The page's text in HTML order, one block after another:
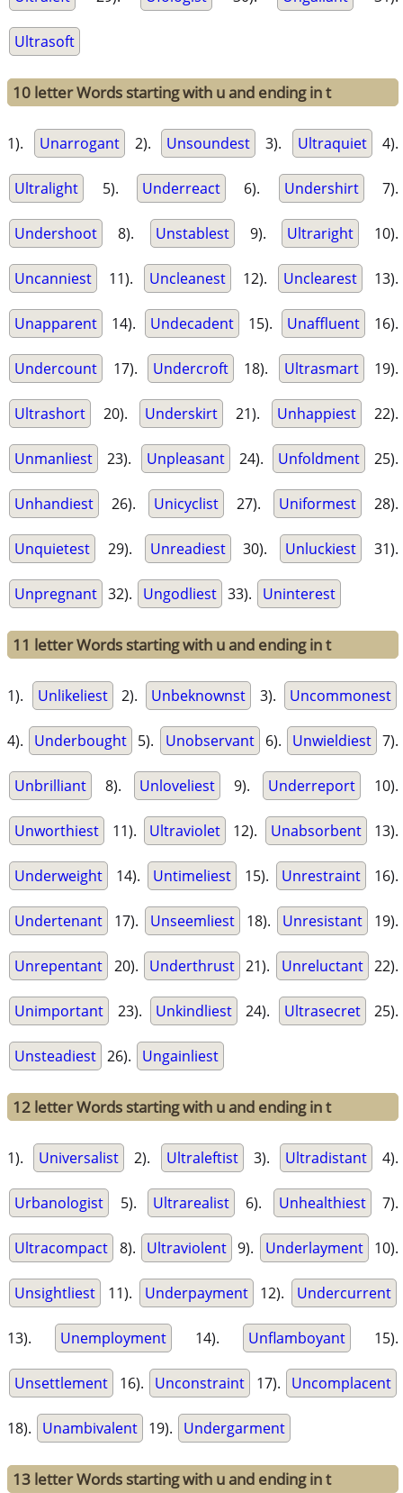
Ultrasoft
10 letter Words starting with u and ending in t
1). Unarrogant 2). Unsoundest 3). Ultraquiet 4).
Ultralight 5). Underreact 6). Undershirt 7).
Undershoot 8). Unstablest 9). Ultraright 10).
Uncanniest 11). Uncleanest 12). Unclearest 13).
Unapparent 14). Undecadent 15). Unaffluent 16).
Undercount 17). Undercroft 18). Ultrasmart 19).
Ultrashort 20). Underskirt 21). Unhappiest 22).
Unmanliest 23). Unpleasant 24). Unfoldment 25).
Unhandiest 26). Unicyclist 27). Uniformest 28).
Unquietest 29). Unreadiest 30). Unluckiest 31).
Unpregnant 32). Ungodliest 33). Uninterest
11 letter Words starting with u and ending in t
1). Unlikeliest 2). Unbeknownst 3). Uncommonest
4). Underbought 5). Unobservant 6). Unwieldiest 7).
Unbrilliant 8). Unloveliest 9). Underreport 10).
Unworthiest 11). Ultraviolet 12). Unabsorbent 13).
Underweight 14). Untimeliest 15). Unrestraint 16).
Undertenant 17). Unseemliest 18). Unresistant 19).
Unrepentant 20). Underthrust 21). Unreluctant 22).
Unimportant 23). Unkindliest 24). Ultrasecret 25).
Unsteadiest 26). Ungainliest
12 letter Words starting with u and ending in t
1). Universalist 2). Ultraleftist 3). Ultradistant 4).
Urbanologist 5). Ultrarealist 6). Unhealthiest 7).
Ultracompact 8). Ultraviolent 9). Underlayment 10).
Unsightliest 11). Underpayment 12). Undercurrent
13). Unemployment 14). Unflamboyant 15).
Unsettlement 16). Unconstraint 17). Uncomplacent
18). Unambivalent 19). Undergarment
13 letter Words starting with u and ending in t